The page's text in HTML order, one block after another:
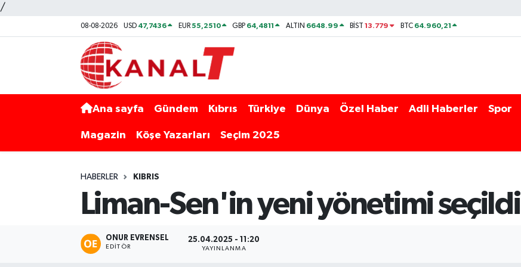
/
08-08-2026 USD 47,7436 EUR55,2510 GBP 64,4811 ALTIN 6648.99 BİST13.779 BTC 64.960,21
Ana sayfa Gündem Kıbrıs Türkiye Dünya Özel Haber Adli Haberler Spor
Magazin Köşe Yazarları Seçim 2025
HABERLER KIBRIS
Liman-Sen'in yeni yönetimi seçildi
ONUR EVRENSEL
EDITÖR
25.04.2025 - 11:20
YAYINLANMA